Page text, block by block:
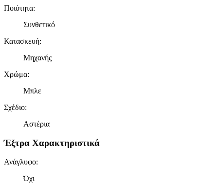
Ποιότητα:
Συνθετικό
Κατασκευή:
Μηχανής
Χρώμα:
Μπλε
Σχέδιο:
Αστέρια
Έξτρα Χαρακτηριστικά
Ανάγλυφο:
Όχι